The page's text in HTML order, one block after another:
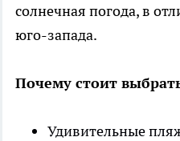
солнечная погода, в
юго-запада.
Почему стоит
Удивительные